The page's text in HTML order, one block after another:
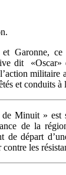
Garonne, ce
dit «Oscar»
militaire
et conduits
Minuit » est
de la
de départ
les